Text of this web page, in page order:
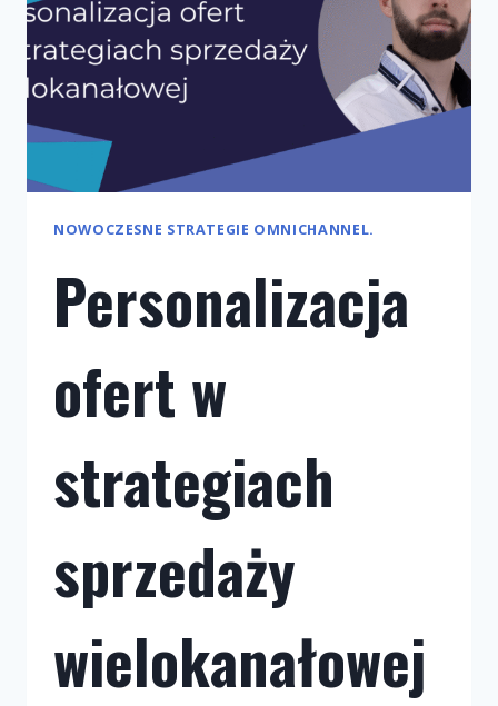
NOWOCZESNE STRATEGIE OMNICHANNEL.
Personalizacja
ofert w
strategiach
sprzedaży
wielokanałowej